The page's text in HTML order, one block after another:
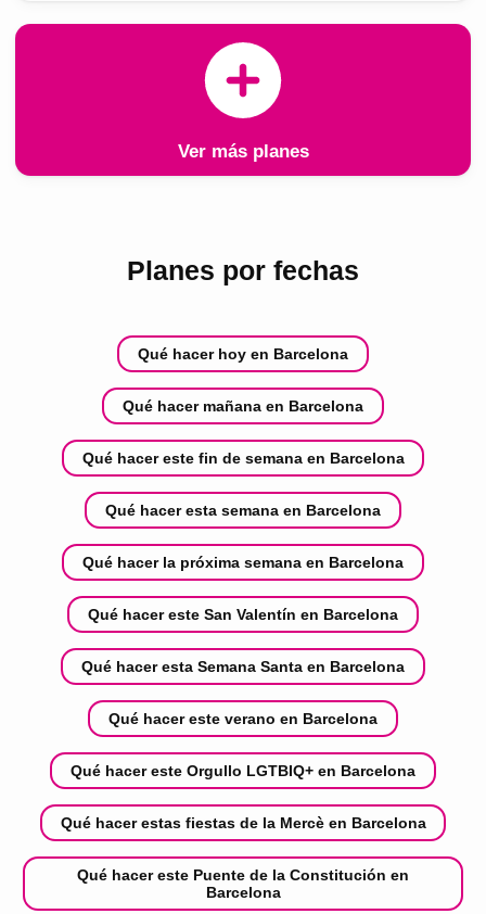
Ver más planes
Planes por fechas
Qué hacer hoy en Barcelona
Qué hacer mañana en Barcelona
Qué hacer este fin de semana en Barcelona
Qué hacer esta semana en Barcelona
Qué hacer la próxima semana en Barcelona
Qué hacer este San Valentín en Barcelona
Qué hacer esta Semana Santa en Barcelona
Qué hacer este verano en Barcelona
Qué hacer este Orgullo LGTBIQ+ en Barcelona
Qué hacer estas fiestas de la Mercè en Barcelona
Qué hacer este Puente de la Constitución en
Barcelona